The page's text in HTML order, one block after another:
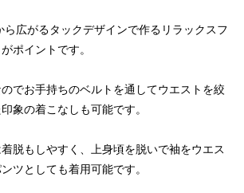
ら広がるタックデザインで作るリラックスフ
ポイントです。
でお手持ちのベルトを通してウエストを絞
象の着こなしも可能です。
脱もしやすく、上身頃を脱いで袖をウエス
ツとしても着用可能です。